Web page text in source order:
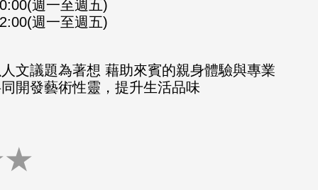
週一至週五)
週一至週五)
文議題為著想 藉助來賓的親身體驗與專業
開發藝術性靈，提升生活品味
★